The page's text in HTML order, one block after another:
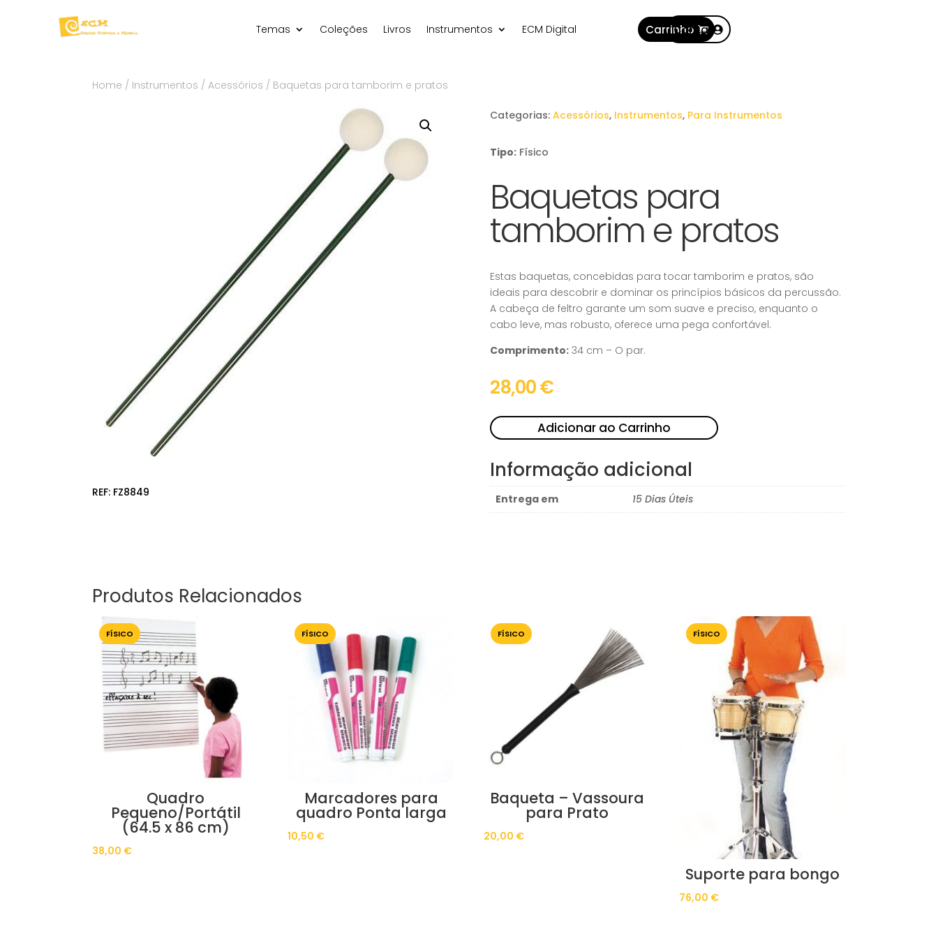
Temas Coleções Livros Instrumentos ECM Digital Carrinho
Conta
Home / Instrumentos / Acessórios / Baquetas para tamborim e pratos
REF: FZ8849
Categorias: Acessórios, Instrumentos, Para Instrumentos
Tipo: Físico
Baquetas para
tamborim e pratos
Estas baquetas, concebidas para tocar tamborim e pratos, são
ideais para descobrir e dominar os princípios básicos da percussão.
A cabeça de feltro garante um som suave e preciso, enquanto o
cabo leve, mas robusto, oferece uma pega confortável.
Comprimento:34 cm – O par.
28,00€
Adicionar ao Carrinho
Informação adicional
Entrega em 15 Dias Úteis
Produtos Relacionados
FÍSICO
Quadro
Pequeno/Portátil
(64.5 x 86 cm)
38,00 €
FÍSICO
Marcadores para
quadro Ponta larga
10,50 €
FÍSICO
Baqueta – Vassoura
para Prato
20,00 €
FÍSICO
Suporte para bongo
76,00 €